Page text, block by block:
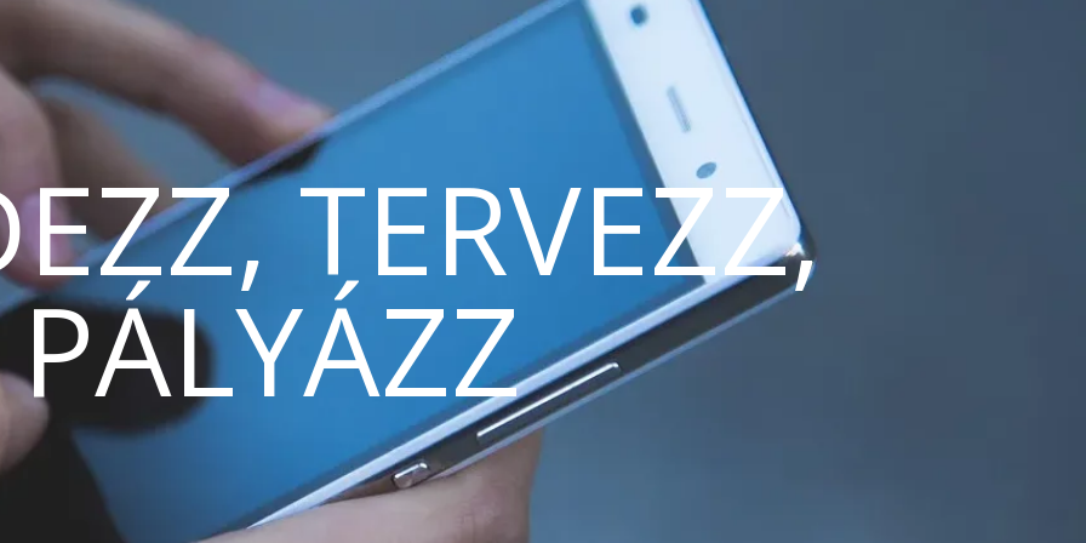
TERVEZZ,
PÁLYÁZZ